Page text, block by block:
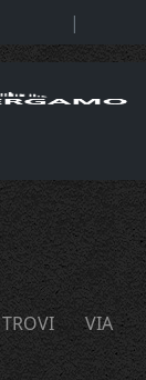
|
VIA